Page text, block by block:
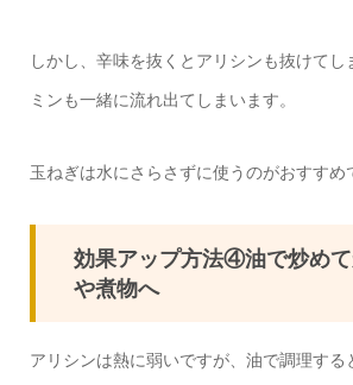
しかし、辛味を抜くとアリシンも抜けてし
ミンも一緒に流れ出てしまいます。
玉ねぎは水にさらさずに使うのがおすすめ
効果アップ方法④油で炒め
や煮物へ
アリシンは熱に弱いですが、油で調理する